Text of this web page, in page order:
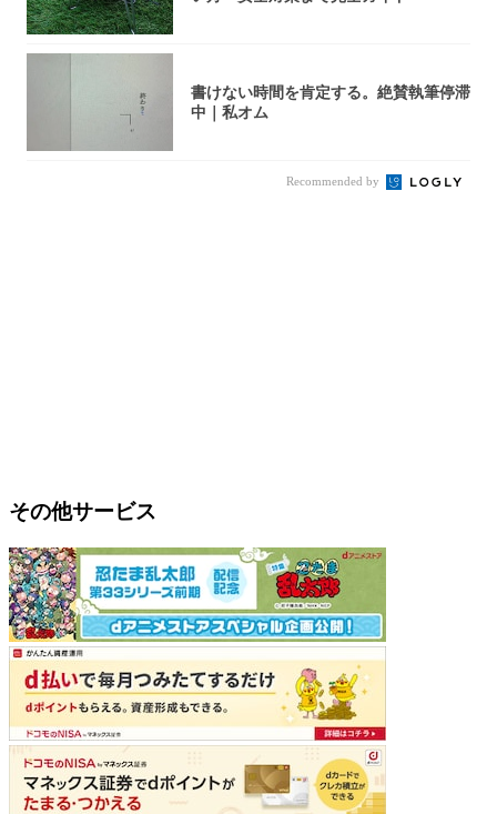
書けない時間を肯定する。絶賛執筆停滞
中｜私オム
Recommended by
その他サービス